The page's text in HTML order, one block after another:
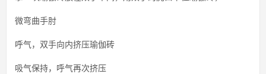
微弯曲手肘
呼气，双手向内挤压瑜伽砖
吸气保持，呼气再次挤压